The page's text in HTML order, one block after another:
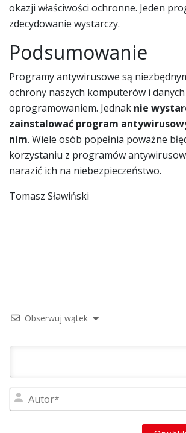
okazji właściwości ochronne. Jeden
zdecydowanie wystarczy.
Podsumowanie
Programy antywirusowe są
ochrony naszych komputerów i danych
oprogramowaniem. Jednak nie
zainstalować program
nim. Wiele osób popełnia poważne
korzystaniu z programów
narazić ich na niebezpieczeństwo.
Tomasz Sławiński
Obserwuj wątek